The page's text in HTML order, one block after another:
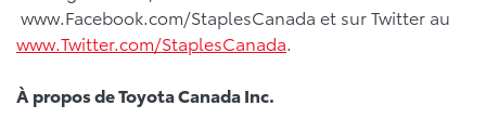
www.Facebook.com/StaplesCanada et sur Twitter au
www.Twitter.com/StaplesCanada.
À propos de Toyota Canada Inc.